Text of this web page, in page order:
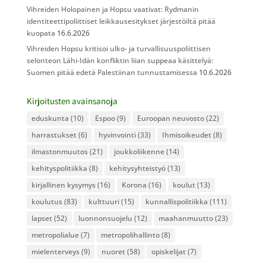
Vihreiden Holopainen ja Hopsu vaativat: Rydmanin
identiteettipoliittiset leikkausesitykset järjestöiltä pitää
kuopata 16.6.2026
Vihreiden Hopsu kritisoi ulko- ja turvallisuuspoliittisen
selonteon Lähi-Idän konfliktin liian suppeaa käsittelyä:
Suomen pitää edetä Palestiinan tunnustamisessa 10.6.2026
Kirjoitusten avainsanoja
eduskunta (10) Espoo(9) Euroopan neuvosto(22)
harrastukset (6) hyvinvointi(33) Ihmisoikeudet (8)
ilmastonmuutos(21) joukkoliikenne(14)
kehityspolitiikka (8) kehitysyhteistyö(13)
kirjallinen kysymys(16) Korona (16) koulut (13)
koulutus(83) kulttuuri(15) kunnallispolitiikka (111)
lapset (52) luonnonsuojelu (12) maahanmuutto(23)
metropolialue(7) metropolihallinto(8)
mielenterveys(9) nuoret (58) opiskelijat (7)